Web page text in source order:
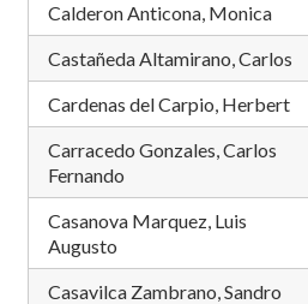
Calderon Anticona, Monica
Castañeda Altamirano, Carlos
Cardenas del Carpio, Herbert
Carracedo Gonzales, Carlos
Fernando
Casanova Marquez, Luis
Augusto
Casavilca Zambrano, Sandro